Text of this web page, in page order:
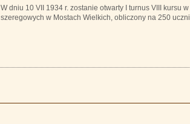
W dniu 10 VII 1934 r. zostanie otwarty I turnus VIII kursu
szeregowych w Mostach Wielkich, obliczony na 250